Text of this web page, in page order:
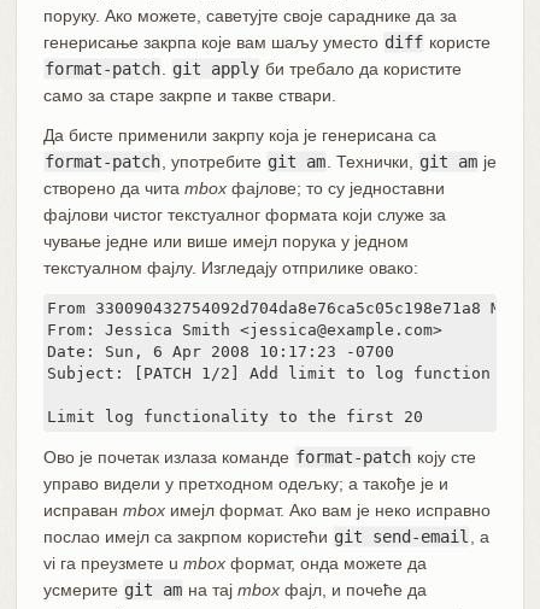
поруку. Ако можете, саветујте своје сараднике да за
генерисање закрпа које вам шаљу уместо diff користе
format-patch
git apply би требало да користите
само за старе закрпе и такве ствари.
Да бисте применили закрпу која је генерисана са
format-patch , употребите git am . Технички, git am је
створено да чита mboxфајлове; то су једноставни
фајлови чистог текстуалног формата који служе за
чување једне или више имејл порука у једном
текстуалном фајлу. Изгледају отприлике овако:
From 330090432754092d704da8e76ca5c05c198e71a8
From: Jessica Smith <jessica@example.com>
Date: Sun, 6 Apr 2008 10:17:23 -0700
Subject: [PATCH 1/2] Add limit to log function
Limit log functionality to the first 20
Ово је почетак излаза команде format-patch коју сте
управо видели у претходном одељку; а такође је и
исправан mboxимејл формат. Ако вам је неко исправно
послао имејл са закрпом користећи git send-email
, a
vi га преузмете u mboxформат, онда можете да
усмерите git am на тај mboxфајл, и почеће да